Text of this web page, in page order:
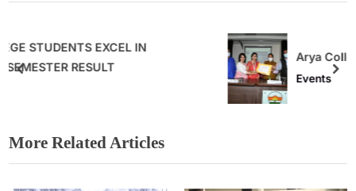
Arya College Awarded ‘ A’ Grade by
More Related Articles